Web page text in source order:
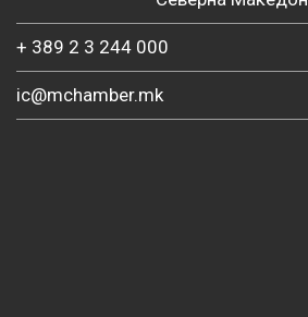
+ 389 2 3 244 000
ic@mchamber.mk